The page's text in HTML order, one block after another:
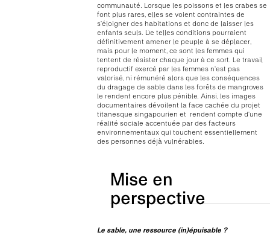
communauté. Lorsque les poissons et les crabes se
font plus rares, elles se voient contraintes de
s’éloigner des habitations et donc de laisser les
enfants seuls. De telles conditions pourraient
définitivement amener le peuple à se déplacer,
mais pour le moment, ce sont les femmes qui
tentent de résister chaque jour à ce sort. Le travail
reproductif exercé par les femmes n’est pas
valorisé, ni rémunéré alors que les conséquences
du dragage de sable dans les forêts de mangroves
le rendent encore plus pénible. Ainsi, les images
documentaires dévoilent la face cachée du projet
titanesque singapourien et rendent compte d’une
réalité sociale accentuée par des facteurs
environnementaux qui touchent essentiellement
des personnes déjà vulnérables.
Mise en
perspective
Le sable, une ressource (in)épuisable ?